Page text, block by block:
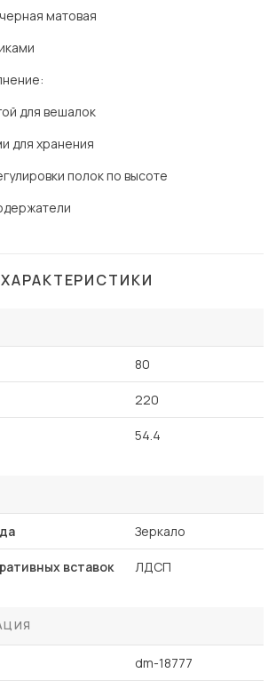
матовая
для вешалок
для хранения
полок по высоте
ХАРАКТЕРИСТИКИ
80
220
54.4
Зеркало
вставок ЛДСП
dm-18777